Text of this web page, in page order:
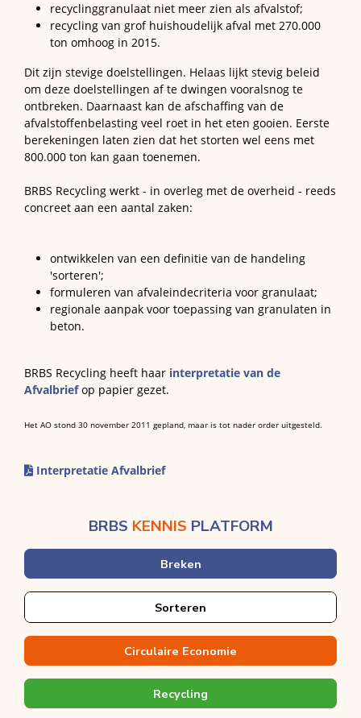
recyclinggranulaat niet meer zien als afvalstof;
recycling van grof huishoudelijk afval met 270.000
ton omhoog in 2015.
Dit zijn stevige doelstellingen. Helaas lijkt stevig beleid
om deze doelstellingen af te dwingen vooralsnog te
ontbreken. Daarnaast kan de afschaffing van de
afvalstoffenbelasting veel roet in het eten gooien. Eerste
berekeningen laten zien dat het storten wel eens met
800.000 ton kan gaan toenemen.
BRBS Recycling werkt - in overleg met de overheid - reeds
concreet aan een aantal zaken:
ontwikkelen van een definitie van de handeling
'sorteren';
formuleren van afvaleindecriteria voor granulaat;
regionale aanpak voor toepassing van granulaten in
beton.
BRBS Recycling heeft haar interpretatie van de
Afvalbriefop papier gezet.
Het AO stond 30 november 2011 gepland, maar is tot nader order uitgesteld.
Interpretatie Afvalbrief
BRBS KENNIS PLATFORM
Breken
Sorteren
Circulaire Economie
Recycling